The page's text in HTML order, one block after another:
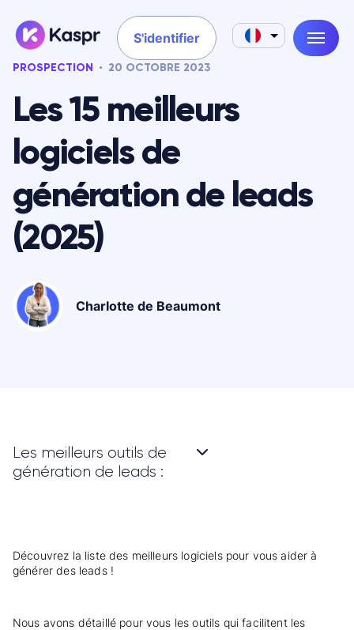
S'identifier
PROSPECTION 20 OCTOBRE 2023
Les 15 meilleurs
logiciels de
génération de leads
(2025)
Charlotte de Beaumont
Les meilleurs outils de
génération de leads :
Découvrez la liste des meilleurs logiciels pour vous aider à
générer des leads !
Nous avons détaillé pour vous les outils qui facilitent les